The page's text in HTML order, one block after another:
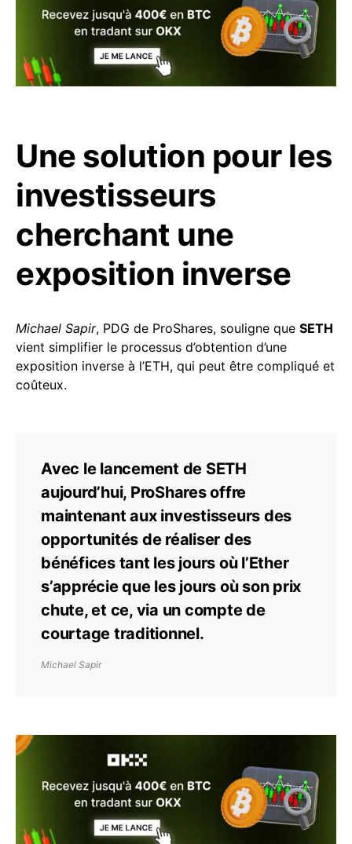
Une solution pour les
investisseurs
cherchant une
exposition inverse
Michael Sapir, PDG de ProShares, souligne que SETH
vient simplifier le processus d’obtention d’une
exposition inverse à l’ETH, qui peut être compliqué et
coûteux.
Avec le lancement de SETH
aujourd’hui, ProShares offre
maintenant aux investisseurs des
opportunités de réaliser des
bénéfices tant les jours où l’Ether
s’apprécie que les jours où son prix
chute, et ce, via un compte de
courtage traditionnel.
Michael Sapir